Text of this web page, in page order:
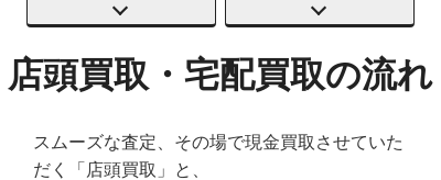
店頭買取・宅配買取の流れ
スムーズな査定、その場で現金買取させていた
だく「店頭買取」と、